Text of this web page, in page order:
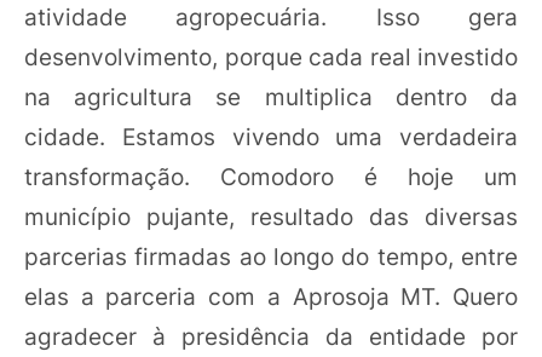
atividade agropecuária. Isso gera
desenvolvimento, porque cada real investido
na agricultura se multiplica dentro da
cidade. Estamos vivendo uma verdadeira
transformação. Comodoro é hoje um
município pujante, resultado das diversas
parcerias firmadas ao longo do tempo, entre
elas a parceria com a Aprosoja MT. Quero
agradecer à presidência da entidade por